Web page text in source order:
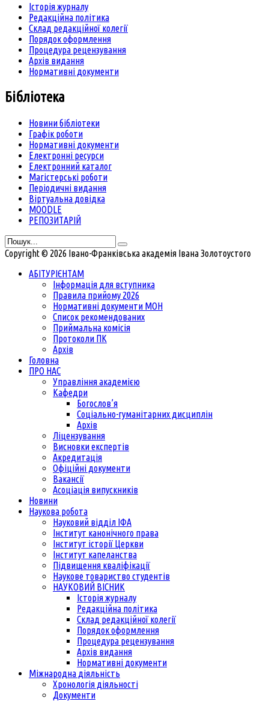
Історія журналу
Редакційна політика
Склад редакційної колегії
Порядок оформлення
Процедура рецензування
Архів видання
Нормативні документи
Бібліотека
Новини бібліотеки
Графік роботи
Нормативні документи
Електронні ресурси
Електронний каталог
Магістерські роботи
Періодичні видання
Віртуальна довідка
MOODLE
РЕПОЗИТАРІЙ
Copyright © 2026 Івано-Франківська академія Івана Золотоустого
АБІТУРІЄНТАМ
Інформація для вступника
Правила прийому 2026
Нормативні документи МОН
Список рекомендованих
Приймальна комісія
Протоколи ПК
Архів
Головна
ПРО НАС
Управління академією
Кафедри
Богослов’я
Соціально-гуманітарних дисциплін
Архів
Ліцензування
Висновки експертів
Акредитація
Офіційні документи
Вакансії
Асоціація випускників
Новини
Наукова робота
Науковий відділ ІФА
Інститут канонічного права
Інститут історії Церкви
Інститут капеланства
Підвищення кваліфікації
Наукове товариство студентів
НАУКОВИЙ ВІСНИК
Історія журналу
Редакційна політика
Склад редакційної колегії
Порядок оформлення
Процедура рецензування
Архів видання
Нормативні документи
Міжнародна діяльність
Хронологія діяльності
Документи